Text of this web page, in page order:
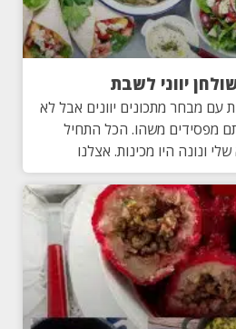
יווני לשבת
עם מבחר מתכונים יוונים אבל לא
מפסידים משהו. הכל התחיל
ונונה היו מכינות. אצלנו